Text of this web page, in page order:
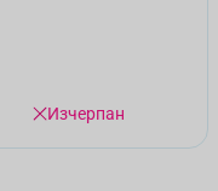
Изчерпан